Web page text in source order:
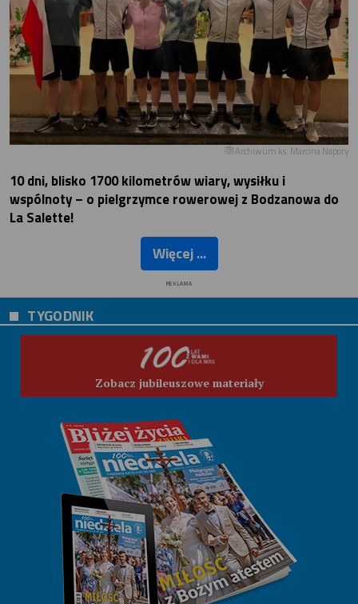
Archiwum ks. Marcina Napory
10 dni, blisko 1700 kilometrów wiary, wysiłku i
wspólnoty – o pielgrzymce rowerowej z Bodzanowa do
La Salette!
Więcej ...
REKLAMA
TYGODNIK
Zobacz jubileuszowe materiały